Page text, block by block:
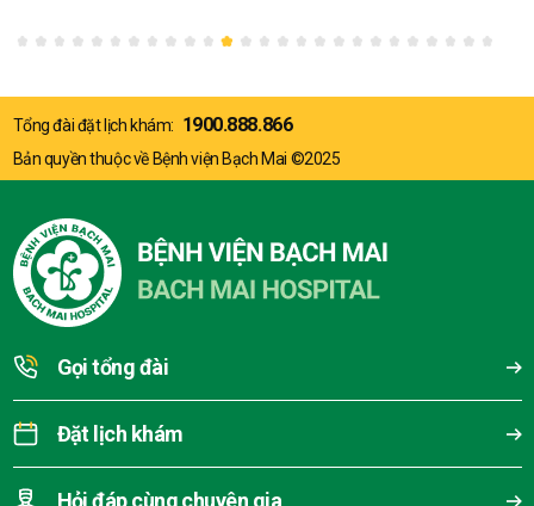
Tổng đài đặt lịch khám: 1900.888.866
Bản quyền thuộc về Bệnh viện Bạch Mai ©2025
Gọi tổng đài
Đặt lịch khám
Hỏi đáp cùng chuyên gia